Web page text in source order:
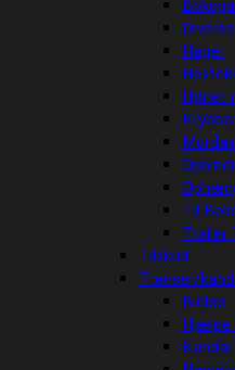
Diverse
Hager
Hønet
Mordax
Til
Trailer
Tilskud
Trenser/
Bidløs
Hjælpe
Kandar